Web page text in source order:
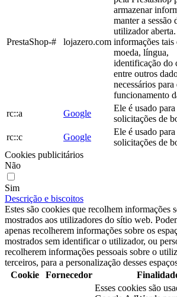
PrestaShop-# lojazero.com
armazenar
manter a sessão
utilizador
informações tais
moeda, língua,
identificação do
entre outros
necessários
funcionamento
rc::a Google
Ele é usado
solicitações de
rc::c Google
Ele é usado
solicitações de
Cookies publicitários
Não
Sim
Descrição e biscoitos
Estes são cookies que recolhem informações
mostrados aos utilizadores do sítio web.
apenas recolherem informações sobre os
mostrados sem identificar o utilizador, ou
recolherem informações pessoais sobre o
terceiros, para a personalização desses
Cookie
Fornecedor
Esses cookies são